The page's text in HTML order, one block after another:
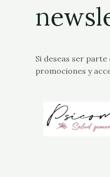
Si deseas ser
promociones y